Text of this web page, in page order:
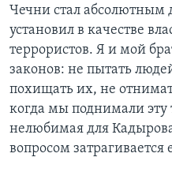
Чечни стал абсолютным
установил в качестве
террористов. Я и мой
законов: не пытать
похищать их, не
когда мы поднимали эту
нелюбимая для
вопросом затрагивается